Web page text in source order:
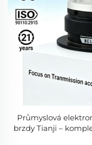
Průmyslová
brzdy Tianji –